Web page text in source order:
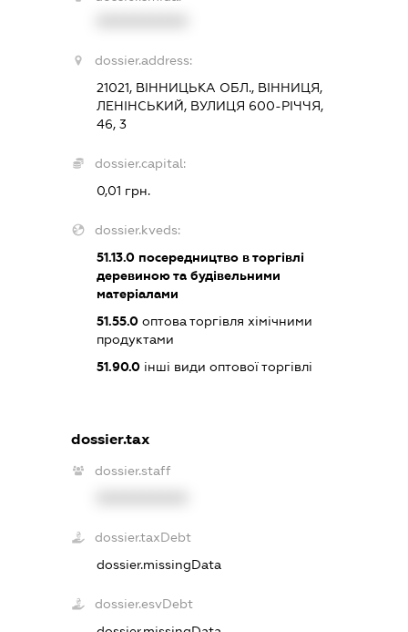
dossier.address:
21021, ВІННИЦЬКА ОБЛ., ВІННИЦЯ,
ЛЕНІНСЬКИЙ, ВУЛИЦЯ 600-РІЧЧЯ,
46, 3
dossier.capital:
0,01 грн.
dossier.kveds:
51.13.0посередництво в торгівлі
деревиною та будівельними
матеріалами
51.55.0оптова торгівля хімічними
продуктами
51.90.0інші види оптової торгівлі
dossier.tax
dossier.staff
dossier.taxDebt
dossier.missingData
dossier.esvDebt